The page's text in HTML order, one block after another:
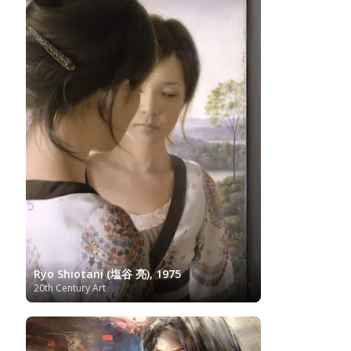
Japanese Art Jewish Art Kazakhstani Art
Art Latvian Art Lebanese Art Libyan Art
Art
Louvre Museum Macedonian Art
Realism
Metropolitan Museum of Art
Mexican Art Moldovan Art MoMA
Musée d'Orsay Musei Capitolini Museo Carmen
Thyssen Málaga
Museo del Prado
Barberini Museum of Fine Arts Boston
Fine Arts of Lyon
MusicArt National Gallery
London
National Gallery of Art Washington
Nigerian painter Nobel prize Norwegian Art
Carlsberg Glyptotek Pablo Neruda Pakistani Art
Barberini
Palestinian Art Paul Cézanne
Peruvian Art Philadelphia Museum of Art
Photographer Pinacoteca di Brera
Portuguese Art Post-Impressionist
Renaissance Renoir RijksmuseumRomanian Art
Romantic Art Royal Collection Russian Art
Ryo Shiotani (塩谷 亮), 1975
20th Century Art